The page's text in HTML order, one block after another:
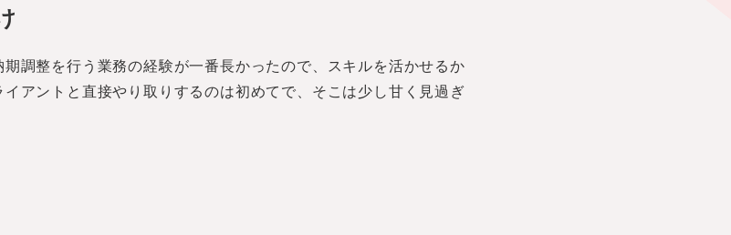
調整を行う業務の経験が一番長かったので、スキルを活かせるか
アントと直接やり取りするのは初めてで、そこは少し甘く見過ぎ